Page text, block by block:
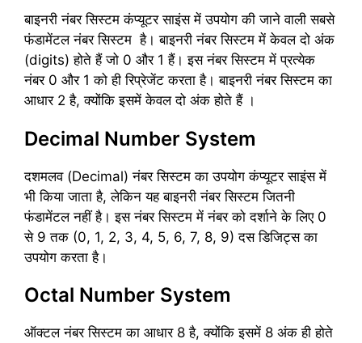
बाइनरी नंबर सिस्टम कंप्यूटर साइंस में उपयोग की जाने वाली सबसे
फंडामेंटल नंबर सिस्टम है। बाइनरी नंबर सिस्टम में केवल दो अंक
(digits) होते हैं जो 0 और 1 हैं। इस नंबर सिस्टम में प्रत्येक
नंबर 0 और 1 को ही रिप्रेजेंट करता है। बाइनरी नंबर सिस्टम का
आधार 2 है, क्योंकि इसमें केवल दो अंक होते हैं ।
Decimal Number System
दशमलव (Decimal) नंबर सिस्टम का उपयोग कंप्यूटर साइंस में
भी किया जाता है, लेकिन यह बाइनरी नंबर सिस्टम जितनी
फंडामेंटल नहीं है। इस नंबर सिस्टम में नंबर को दर्शाने के लिए 0
से 9 तक (0, 1, 2, 3, 4, 5, 6, 7, 8, 9) दस डिजिट्स का
उपयोग करता है।
Octal Number System
ऑक्टल नंबर सिस्टम का आधार 8 है, क्योंकि इसमें 8 अंक ही होते